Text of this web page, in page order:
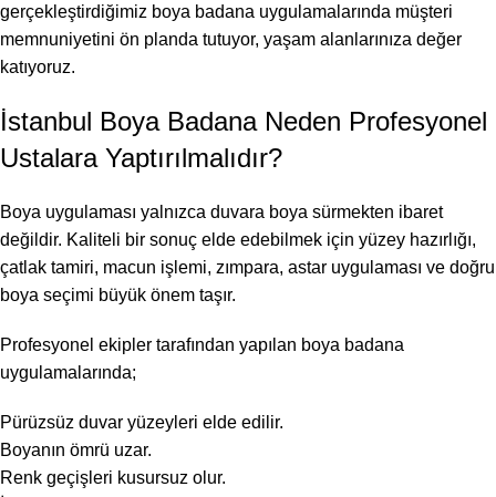
gerçekleştirdiğimiz boya badana uygulamalarında müşteri
memnuniyetini ön planda tutuyor, yaşam alanlarınıza değer
katıyoruz.
İstanbul Boya Badana Neden Profesyonel
Ustalara Yaptırılmalıdır?
Boya uygulaması yalnızca duvara boya sürmekten ibaret
değildir. Kaliteli bir sonuç elde edebilmek için yüzey hazırlığı,
çatlak tamiri, macun işlemi, zımpara, astar uygulaması ve doğru
boya seçimi büyük önem taşır.
Profesyonel ekipler tarafından yapılan boya badana
uygulamalarında;
Pürüzsüz duvar yüzeyleri elde edilir.
Boyanın ömrü uzar.
Renk geçişleri kusursuz olur.